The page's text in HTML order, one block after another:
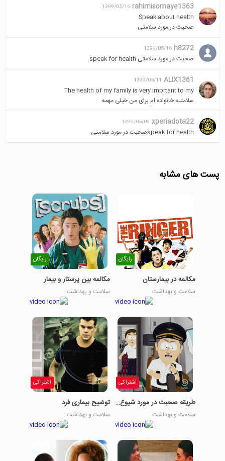
rahimisomaye1363
1399/05/16
Speak about health.
صحبت در مورد سلامتی.
h8272
1399/05/16
صحبت در مورد سلامتی speak for health
ALIX1361
1399/05/11
The health of my family is very imprtant to my
سلامتیه خانواده ام برای من خیلی مهمه
xperiadota22
1399/05/09
speak for healthصحبت در مورد سلامتی
پست های مشابه
رایگان
مکالمه در بیمارستان
سلامت و بهداشت
رایگان
مکالمه بین پرستار و بیمار
سلامت و بهداشت
اشتراکی
طریقه صحبت در مورد شیوع ویروس
سلامت و بهداشت
اشتراکی
توضیح بیماری فرد
سلامت و بهداشت